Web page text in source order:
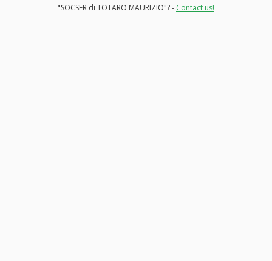
"SOCSER di TOTARO MAURIZIO"? - Contact us!